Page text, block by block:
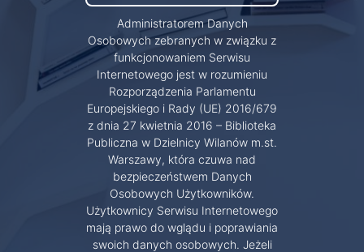
Administratorem Danych
Osobowych zebranych w związku z
funkcjonowaniem Serwisu
Internetowego jest w rozumieniu
Rozporządzenia Parlamentu
Europejskiego i Rady (UE) 2016/679
z dnia 27 kwietnia 2016 – Biblioteka
Publiczna w Dzielnicy Wilanów m.st.
Warszawy, która czuwa nad
bezpieczeństwem Danych
Osobowych Użytkowników.
Użytkownicy Serwisu Internetowego
mają prawo do wglądu i poprawiania
swoich danych osobowych. Jeżeli